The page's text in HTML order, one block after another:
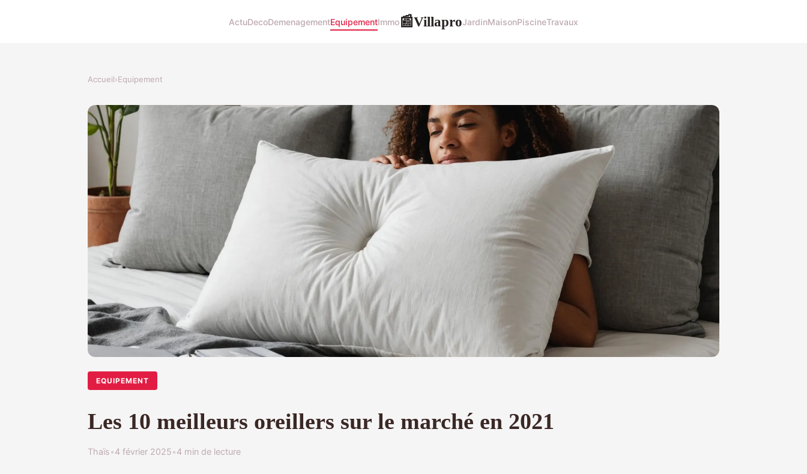
ActuDecoDemenagementEquipementImmo📰VillaproJardinMaisonPiscineTravaux
Accueil›Equipement
EQUIPEMENT
Les 10 meilleurs oreillers sur le marché en 2021
Thaïs•4 février 2025•4 min de lecture